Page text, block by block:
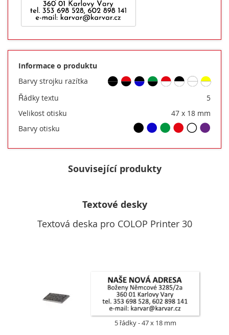
Informace o produktu
Barvy strojku razítka
Řádky textu
5
Velikost otisku
47 x 18 mm
Barvy otisku
Související produkty
Textové desky
Textová deska pro COLOP Printer 30
5 řádky 47 x 18 mm